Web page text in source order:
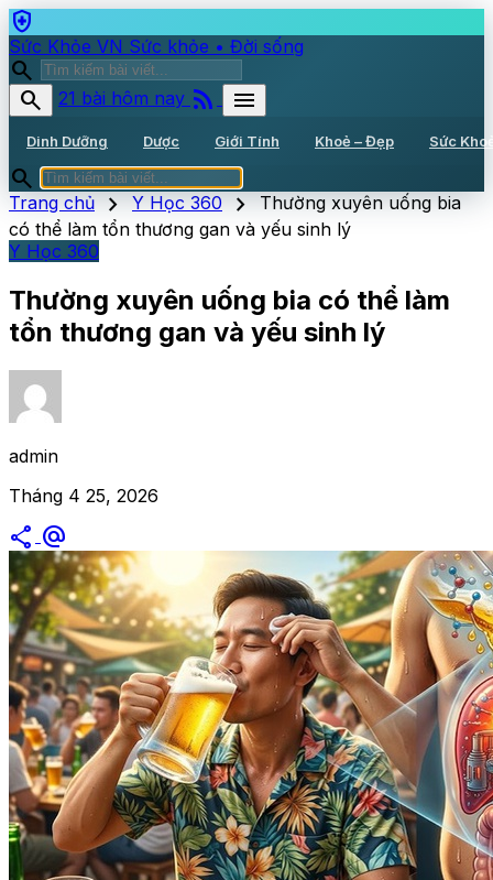
health_and_safety
Sức Khỏe VN Sức khỏe • Đời sống
search
search
21 bài hôm nay rss_feed menu
Dinh Dưỡng Dược Giới Tính Khoẻ – Đẹp Sức
search
Trang chủ chevron_right Y Học 360 chevron_right Thường xuyên uống bia
có thể làm tổn thương gan và yếu sinh lý
Y Học 360
Thường xuyên uống bia có thể làm
tổn thương gan và yếu sinh lý
admin
Tháng 4 25, 2026
share alternate_email